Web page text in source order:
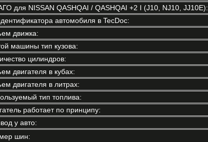
для NISSAN QASHQAI / QASHQAI +2 I (J10, NJ10, JJ10E):
автомобиля в TecDoc:
движка:
машины тип кузова:
цилиндров:
двигателя в кубах:
двигателя в литрах:
тип топлива:
работает по принципу:
у авто:
шин: